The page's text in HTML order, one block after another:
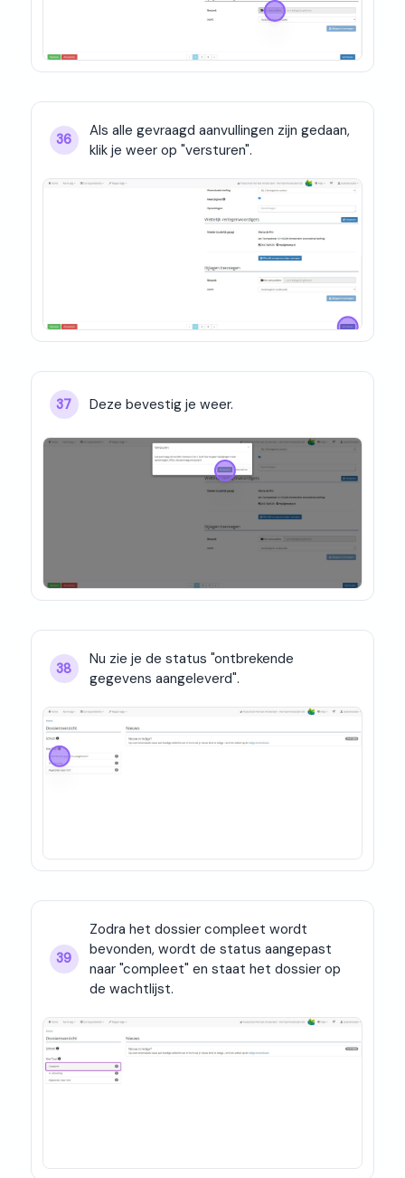
36
Als alle gevraagd aanvullingen zijn gedaan,
klik je weer op "versturen".
37 Deze bevestig je weer.
38
Nu zie je de status "ontbrekende
gegevens aangeleverd".
39
Zodra het dossier compleet wordt
bevonden, wordt de status aangepast
naar "compleet" en staat het dossier op
de wachtlijst.